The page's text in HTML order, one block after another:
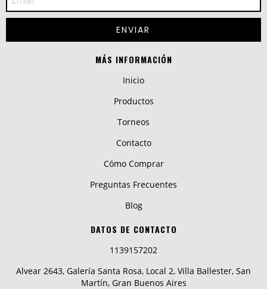
MÁS INFORMACIÓN
Inicio
Productos
Torneos
Contacto
Cómo Comprar
Preguntas Frecuentes
Blog
DATOS DE CONTACTO
1139157202
Alvear 2643, Galería Santa Rosa, Local 2, Villa Ballester, San
Martín, Gran Buenos Aires